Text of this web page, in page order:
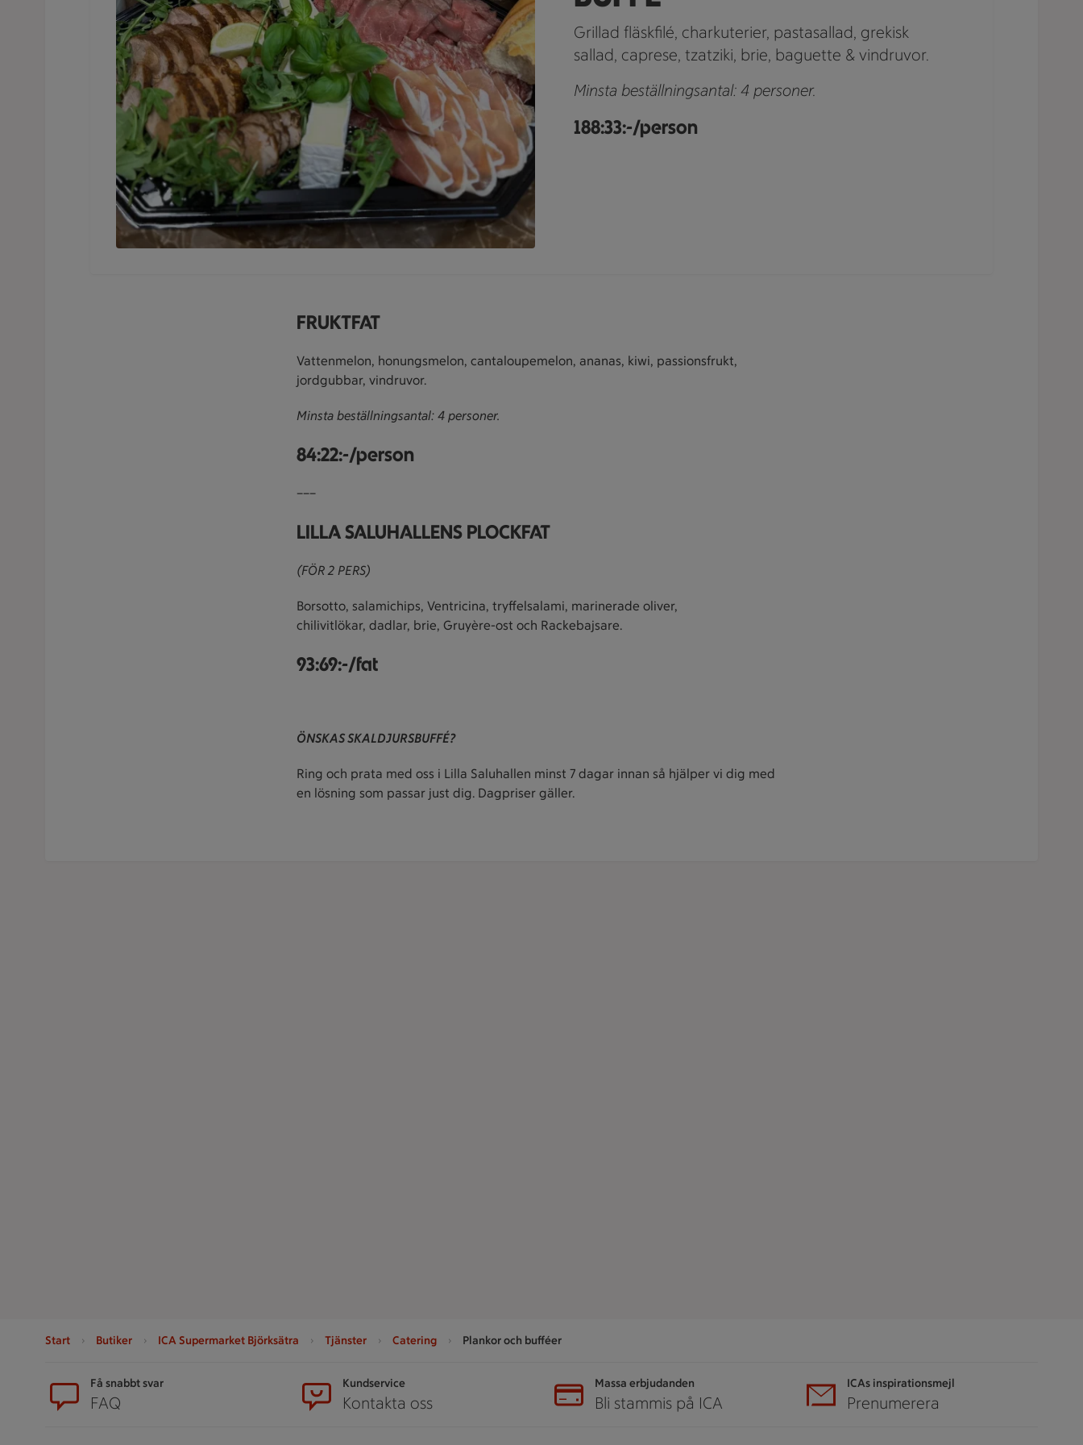
Grillad fläskfilé, charkuterier, pastasallad, grekisk
sallad, caprese, tzatziki, brie, baguette & vindruvor.
Minsta beställningsantal: 4 personer.
188:33:-/person
FRUKTFAT
Vattenmelon, honungsmelon, cantaloupemelon, ananas, kiwi, passionsfrukt,
jordgubbar, vindruvor.
Minsta beställningsantal: 4 personer.
84:22:-/person
–––
LILLA SALUHALLENS PLOCKFAT
(FÖR 2 PERS)
Borsotto, salamichips, Ventricina, tryffelsalami, marinerade oliver,
chilivitlökar, dadlar, brie, Gruyère-ost och Rackebajsare.
93:69:-/fat
ÖNSKAS SKALDJURSBUFFÉ?
Ring och prata med oss i Lilla Saluhallen minst 7 dagar innan så hjälper vi dig med
en lösning som passar just dig. Dagpriser gäller.
Start Butiker ICA Supermarket Björksätra Tjänster Catering Plankor och bufféer
Få snabbt svar
FAQ
Kundservice
Kontakta oss
Massa erbjudanden
Bli stammis på ICA
ICAs inspirationsmejl
Prenumerera